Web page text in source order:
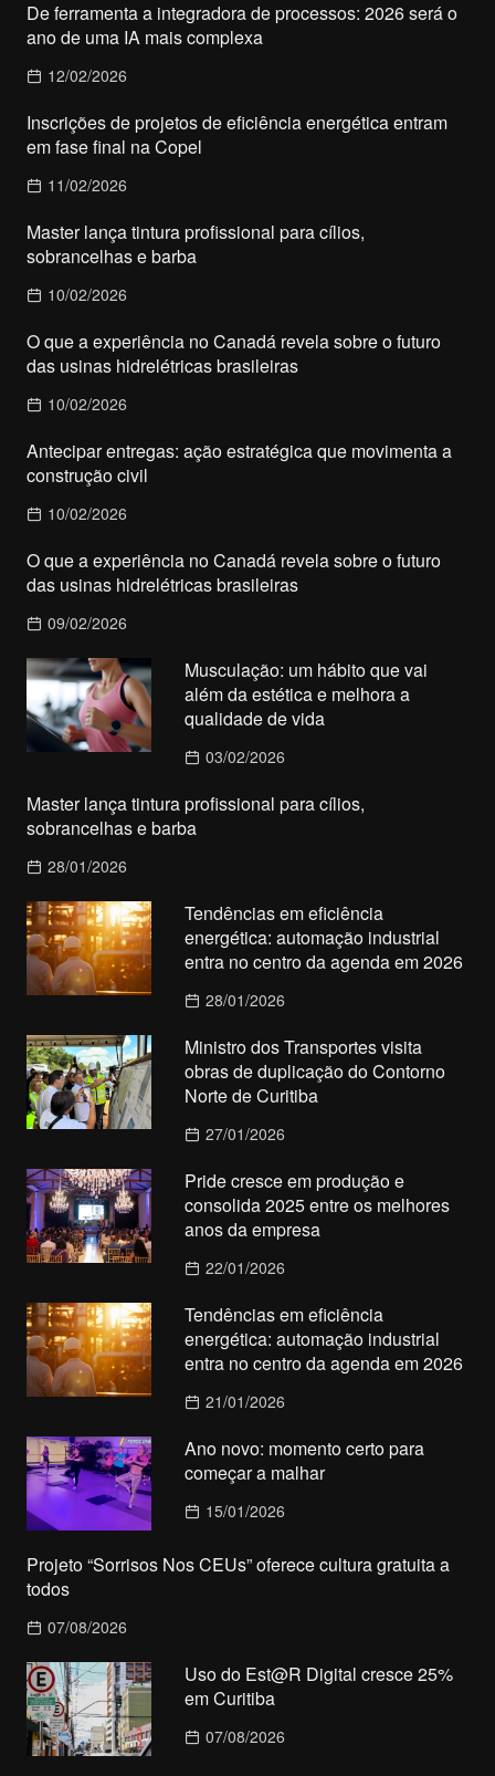
De ferramenta a integradora de processos: 2026 será o
ano de uma IA mais complexa
12/02/2026
Inscrições de projetos de eficiência energética entram
em fase final na Copel
11/02/2026
Master lança tintura profissional para cílios,
sobrancelhas e barba
10/02/2026
O que a experiência no Canadá revela sobre o futuro
das usinas hidrelétricas brasileiras
10/02/2026
Antecipar entregas: ação estratégica que movimenta a
construção civil
10/02/2026
O que a experiência no Canadá revela sobre o futuro
das usinas hidrelétricas brasileiras
09/02/2026
Musculação: um hábito que vai
além da estética e melhora a
qualidade de vida
03/02/2026
Master lança tintura profissional para cílios,
sobrancelhas e barba
28/01/2026
Tendências em eficiência
energética: automação industrial
entra no centro da agenda em 2026
28/01/2026
Ministro dos Transportes visita
obras de duplicação do Contorno
Norte de Curitiba
27/01/2026
Pride cresce em produção e
consolida 2025 entre os melhores
anos da empresa
22/01/2026
Tendências em eficiência
energética: automação industrial
entra no centro da agenda em 2026
21/01/2026
Ano novo: momento certo para
começar a malhar
15/01/2026
Projeto “Sorrisos Nos CEUs” oferece cultura gratuita a
todos
07/08/2026
Uso do Est@R Digital cresce 25%
em Curitiba
07/08/2026